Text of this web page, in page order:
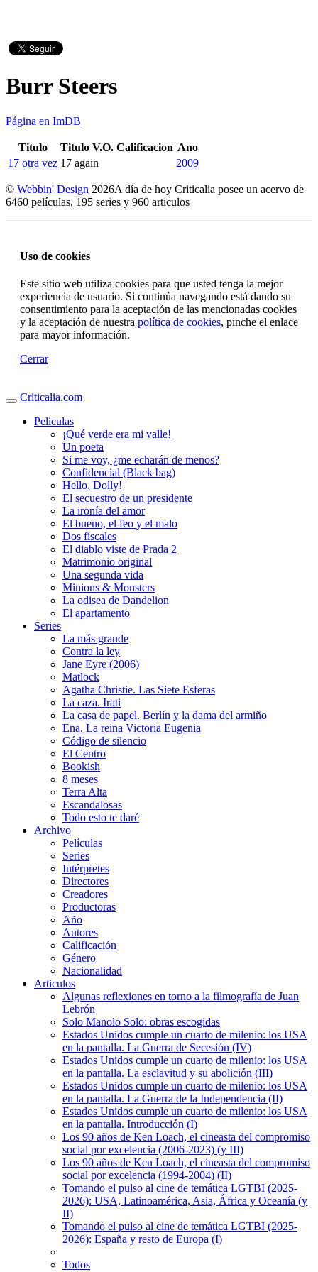
Burr Steers
Página en ImDB
Titulo Titulo V.O. Calificacion Ano
17 otra vez 17 again 2009
© Webbin' Design 2026A día de hoy Criticalia posee un acervo de
6460 películas, 195 series y 960 articulos
Uso de cookies
Este sitio web utiliza cookies para que usted tenga la mejor
experiencia de usuario. Si continúa navegando está dando su
consentimiento para la aceptación de las mencionadas cookies
y la aceptación de nuestra política de cookies, pinche el enlace
para mayor información.
Cerrar
Criticalia.com
Peliculas
¡Qué verde era mi valle!
Un poeta
Si me voy, ¿me echarán de menos?
Confidencial (Black bag)
Hello, Dolly!
El secuestro de un presidente
La ironía del amor
El bueno, el feo y el malo
Dos fiscales
El diablo viste de Prada 2
Matrimonio original
Una segunda vida
Minions & Monsters
La odisea de Dandelion
El apartamento
Series
La más grande
Contra la ley
Jane Eyre (2006)
Matlock
Agatha Christie. Las Siete Esferas
La caza. Irati
La casa de papel. Berlín y la dama del armiño
Ena. La reina Victoria Eugenia
Código de silencio
El Centro
Bookish
8 meses
Terra Alta
Escandalosas
Todo esto te daré
Archivo
Películas
Series
Intérpretes
Directores
Creadores
Productoras
Año
Autores
Calificación
Género
Nacionalidad
Articulos
Algunas reflexiones en torno a la filmografía de Juan
Lebrón
Solo Manolo Solo: obras escogidas
Estados Unidos cumple un cuarto de milenio: los USA
en la pantalla. La Guerra de Secesión (IV)
Estados Unidos cumple un cuarto de milenio: los USA
en la pantalla. La esclavitud y su abolición (III)
Estados Unidos cumple un cuarto de milenio: los USA
en la pantalla. La Guerra de la Independencia (II)
Estados Unidos cumple un cuarto de milenio: los USA
en la pantalla. Introducción (I)
Los 90 años de Ken Loach, el cineasta del compromiso
social por excelencia (2006-2023) (y III)
Los 90 años de Ken Loach, el cineasta del compromiso
social por excelencia (1994-2004) (II)
Tomando el pulso al cine de temática LGTBI (2025-
2026): USA, Latinoamérica, Asia, África y Oceanía (y
II)
Tomando el pulso al cine de temática LGTBI (2025-
2026): España y resto de Europa (I)
Todos